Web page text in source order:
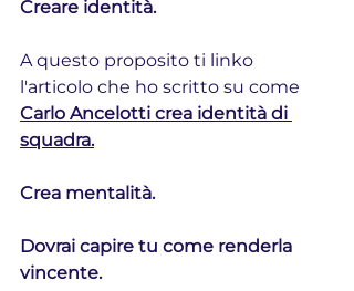
Creare identità.
A questo proposito ti linko
l'articolo che ho scritto su come
Carlo Ancelotti crea identità di
squadra.
Crea mentalità.
Dovrai capire tu come renderla
vincente.